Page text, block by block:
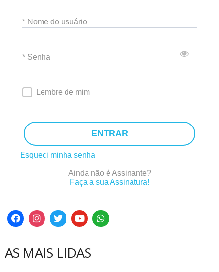
* Nome do usuário
* Senha
Lembre de mim
ENTRAR
Esqueci minha senha
Ainda não é Assinante?
Faça a sua Assinatura!
AS MAIS LIDAS